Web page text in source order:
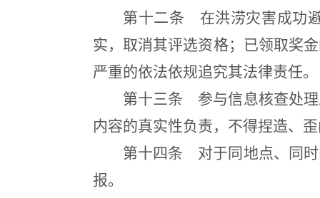
第十二条 在洪涝灾害成功
实，取消其评选资格；已领取奖
严重的依法依规追究其法律责任。
第十三条 参与信息核查处理
内容的真实性负责，不得捏造、
第十四条 对于同地点、同时
报。